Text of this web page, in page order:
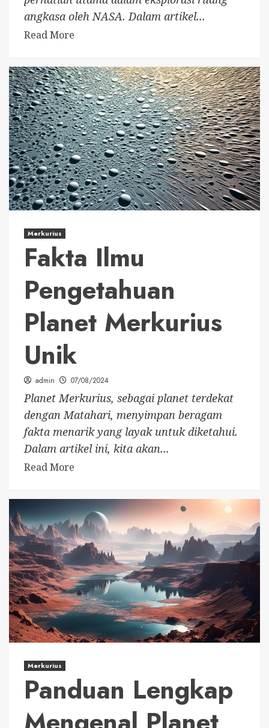
angkasa oleh NASA. Dalam artikel...
Read More
Merkurius
Fakta Ilmu
Pengetahuan
Planet Merkurius
Unik
admin 07/08/2024
Planet Merkurius, sebagai planet terdekat
dengan Matahari, menyimpan beragam
fakta menarik yang layak untuk diketahui.
Dalam artikel ini, kita akan...
Read More
Merkurius
Panduan Lengkap